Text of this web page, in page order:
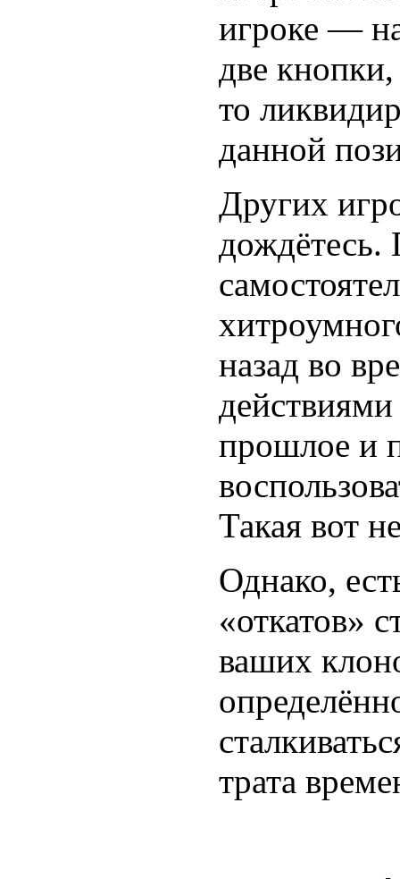
игроке —
две кнопки,
то
данной
Других
дождётесь.
назад во
действиями
прошлое и
Такая вот
Однако,
«откатов»
ваших
трата